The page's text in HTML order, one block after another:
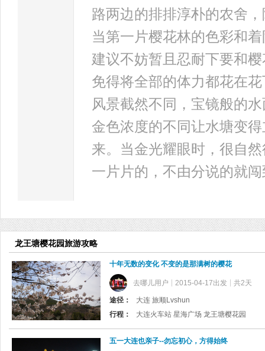
路两边的排排淳朴的农舍
当第一片樱花林的色彩和
建议不妨暂且忍耐下要和
免得将全部的体力都花在
风景截然不同，宝镜般的
金色浓度的不同让水塘变
来。当金光耀眼时，很自
一片片的，不由分说的就
龙王塘樱花园旅游攻略
十年无数的变化 不变的是那满树的樱花
去哪儿用户 2015-04-17出发 共2天
途径：
大连 旅顺Lvshun
行程：
大连火车站 星海广场 龙王塘樱花园
五一大连也亲子--勿忘初心，方得始终